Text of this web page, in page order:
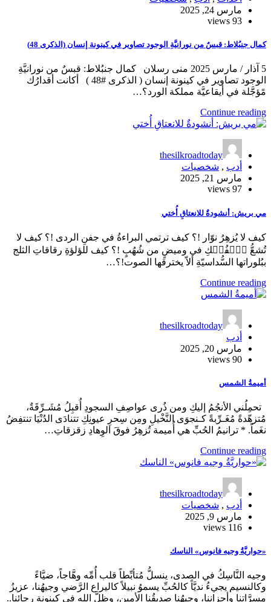
مارس 24, 2025
93 views
كمال جنبُلاط: قبسٌ من نورانيَّةِ الوجود تصاوير في كينونة إنسان (الذكرى 48)
5 آذار / مارس 2025 منى رسلان كمال جنبُلاط: قبسٌ من نورانيَّةِ
الوجود تصاوير في كينونة إنسان ( الذكرى #48 ) أكانت أقدارُك
مًؤجَّلة في أيقاعيَّة مملكة الورد؟…
Continue reading
thesilkroadtoday
أدب , شخصيات
مارس 21, 2025
97 views
مي بريش: أنشودةٌ للانعتاقِ أُختي
كيف لا يُزهِرُ نوّار !؟ كيف ترتمي البراءةُ في جفنِ الردى !؟ كيف لا
تُشعُّ ٱلۡفُلۡكِ في وميضٍ من شُهُبٍ !؟ كيف للؤلؤةِ رقاقاتِ الثلج
ببُلوراتها السُّداسيّةِ ألاّ يخترقها الصوت!؟…
Continue reading
thesilkroadtoday
أدب
مارس 20, 2025
90 views
أميمةُ الشمس
تحمِلُني الأنجُمُ إليكِ ومن ذُرى عواصِفِ السجودِ أُقبِلُ مُشَـرِّقَةٌ،
مُتزهّدةً مُغَـرِّبةً كـنجوَى النَّخْيلِ ومِن سِحرِ عيونِكِ تتنادَى الدُنْيَا تنتفِضُ
نغَماً. * ترانيمُ الحُبِّ هي أُميمة تُزهِرُ فوقَ الوِهادِ زقزقاتِ…
Continue reading
thesilkroadtoday
أدب , شخصيات
مارس 9, 2025
116 views
وجيه النَّاسِكُ في الصدى، ينسلُّ مُتأبِّطاً قلب أُمِّه وهَّاجاً، ضيَّاءً
وكالنسيم يجيءُ نديَّاً كالحُبِّ يسموُ نبيلاً كاليراع الرَّضي وجيهُنا، عزيزُ
مسرَّاتنا وأحزاننا، وجيهُنا صديقُنا الأمين، وظِلَّ الله في كينونة رجائنا..